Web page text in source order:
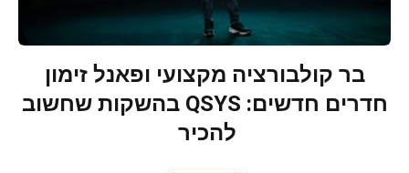
בר קולבורציה מקצועי ופאנל זימון
חדרים חדשים: QSYS בהשקות שחשוב
להכיר